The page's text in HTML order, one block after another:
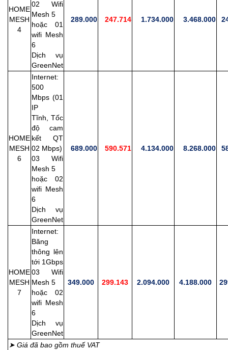
HOME
MESH
4
02 Wifi
Mesh 5
hoặc 01
wifi Mesh
6
Dịch vụ
GreenNet
289.000 247.714 1.734.000 3.468.000
HOME
MESH
6
Internet:
500
Mbps (01
IP
Tĩnh, Tốc
độ cam
kết QT
02 Mbps)
03 Wifi
Mesh 5
hoặc 02
wifi Mesh
6
Dịch vụ
GreenNet
689.000 590.571 4.134.000 8.268.000
HOME
MESH
7
Internet:
Băng
thông lên
tới 1Gbps
03 Wifi
Mesh 5
hoặc 02
wifi Mesh
6
Dịch vụ
GreenNet
349.000 299.143 2.094.000 4.188.000
➤ Giá đã bao gồm thuế VAT